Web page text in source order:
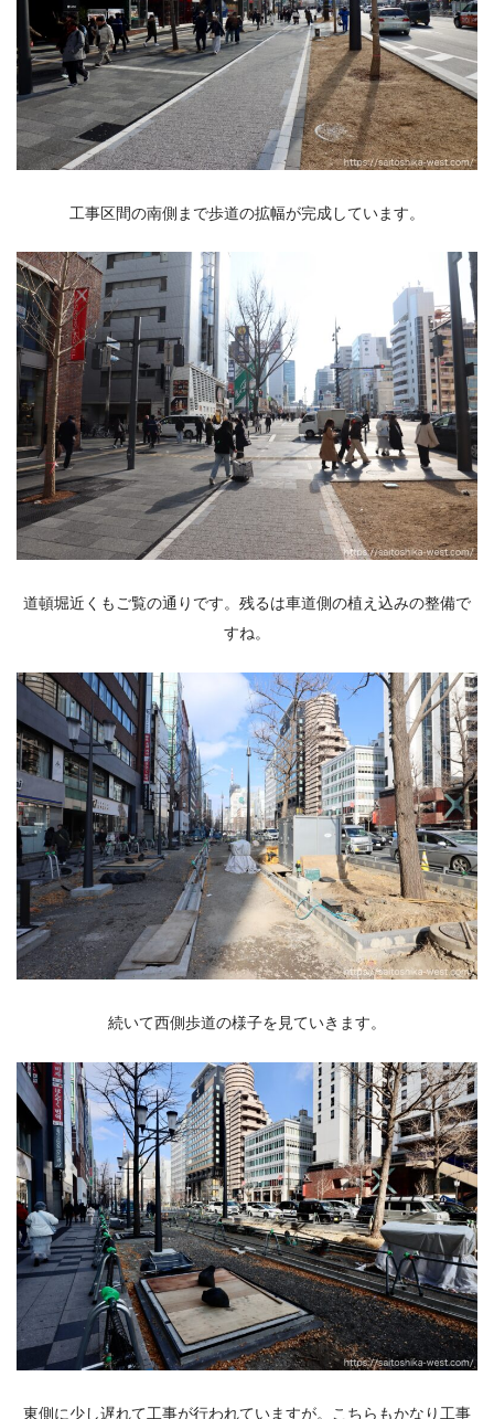
工事区間の南側まで歩道の拡幅が完成しています。
道頓堀近くもご覧の通りです。残るは車道側の植え込みの整備で
すね。
続いて西側歩道の様子を見ていきます。
東側に少し遅れて工事が行われていますが。こちらもかなり工事